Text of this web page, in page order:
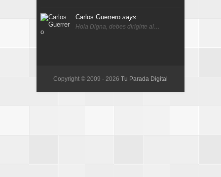
Carlos Guerrero says:
Hola Digna, debes dirigirte al…
Copyright © 2009 - 2026 Tu Parada Digital